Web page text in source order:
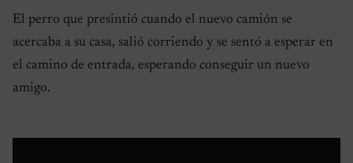
El perro que presintió cuando el nuevo camión se
acercaba a su casa, salió corriendo y se sentó a esperar en
el camino de entrada, esperando conseguir un nuevo
amigo.